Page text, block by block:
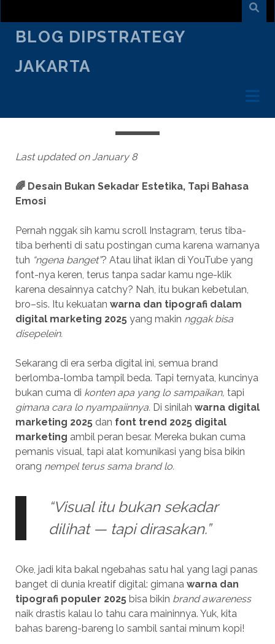
BLOG DIPSTRATEGY
JAKARTA
WARNA & FONT PALING HITS 2025
Last updated on January 8
🌈 Desain Bukan Sekadar Estetika, Tapi Bahasa
Emosi
Pernah nggak sih kamu scroll Instagram, terus tiba-
tiba berhenti di satu postingan cuma karena warnanya
tuh “ngena banget”? Atau lihat iklan di YouTube yang
font-nya keren, terus tanpa sadar kamu nge-klik
karena desainnya catchy? Nah, itu bukan kebetulan,
bro–sis. Itu kekuatan warna dan tipografi dalam
digital marketing 2025yang makin nggak bisa
disepelein.
Sekarang di era serba digital ini, semua brand
berlomba-lomba tampil beda. Tapi ternyata, kuncinya
bukan cuma di konten apa yang lo sampaikan, tapi
gimana cara lo nyampaiinnya.Di sinilah warna digital
marketing 2025dan font trend 2025 digital
marketing ambil peran besar. Mereka bukan cuma
pemanis visual, tapi alat komunikasi yang bisa bikin
orang nempel terus sama brand lo.
“Visual itu bukan sekadar
dilihat — tapi dirasakan.”
Oke, jadi kita bakal ngebahas satu hal yang lagi panas
banget di dunia kreatif digital: gimana warna dan
tipografi populer 2025bisa bikin brand awareness
naik drastis kalau lo tahu cara maininnya. Yuk, kita
bahas bareng-bareng lo sambil santai minum kopi!